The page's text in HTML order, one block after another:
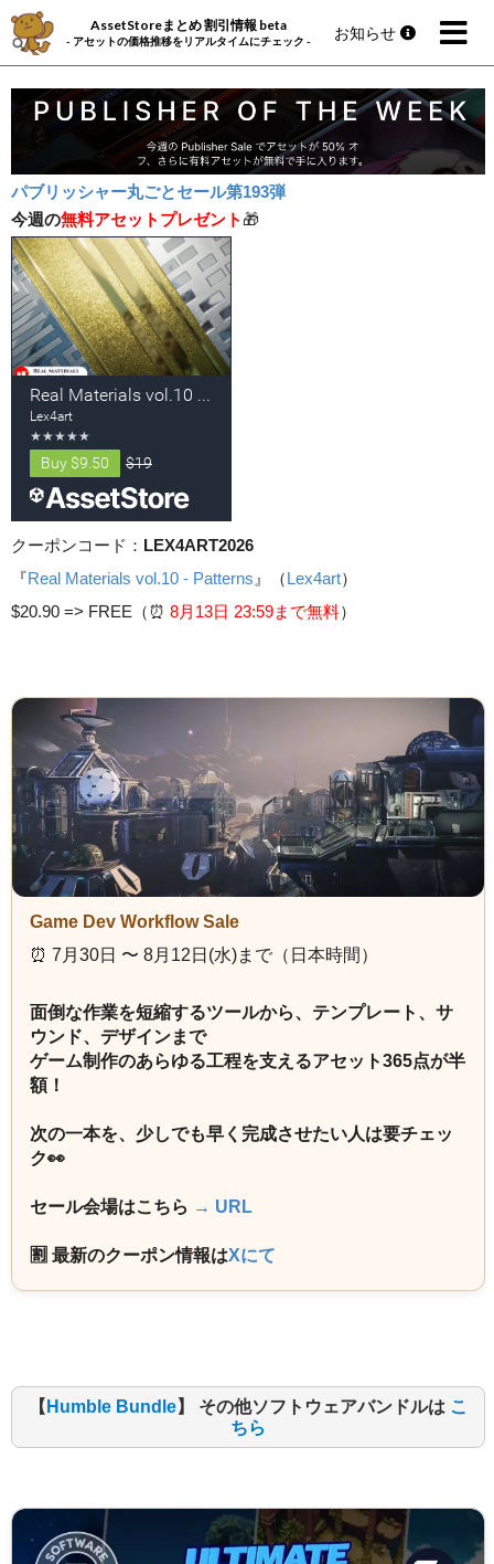
AssetStoreまとめ 割引情報 beta
- アセットの価格推移をリアルタイムにチェック - お知らせ
パブリッシャー丸ごとセール第193弾
今週の無料アセットプレゼント 🎁
クーポンコード： LEX4ART2026
『Real Materials vol.10 - Patterns 』（Lex4art）
$20.90 => FREE（⏰️ 8月13日 23:59まで無料）
Game Dev Workflow Sale
⏰️ 7月30日 〜 8月12日(水)まで（日本時間）
面倒な作業を短縮するツールから、テンプレート、サ
ウンド、デザインまで
ゲーム制作のあらゆる工程を支えるアセット365点が半
額！
次の一本を、少しでも早く完成させたい人は要チェッ
ク👀
セール会場はこちら → URL
🈹 最新のクーポン情報はXにて
【 Humble Bundle】 その他ソフトウェアバンドルは こ
ちら